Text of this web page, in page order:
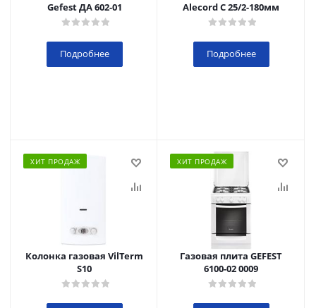
Gefest ДА 602-01
Подробнее
Alecord C 25/2-180мм
Подробнее
ХИТ ПРОДАЖ
Колонка газовая VilTerm
S10
ХИТ ПРОДАЖ
Газовая плита GEFEST
6100-02 0009